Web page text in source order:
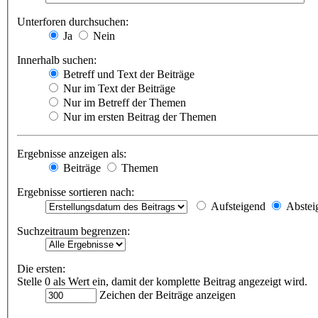
Unterforen durchsuchen:
Ja
Nein
Innerhalb suchen:
Betreff und Text der Beiträge
Nur im Text der Beiträge
Nur im Betreff der Themen
Nur im ersten Beitrag der Themen
Ergebnisse anzeigen als:
Beiträge
Themen
Ergebnisse sortieren nach:
Aufsteigend
Suchzeitraum begrenzen:
Die ersten:
Stelle 0 als Wert ein, damit der komplette Beitrag angezeigt wird.
Zeichen der Beiträge anzeigen